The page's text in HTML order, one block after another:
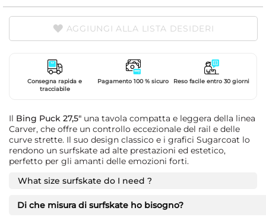
AGGIUNGI ALLA LISTA DESIDERI
Consegna rapida e
tracciabile
Pagamento 100 % sicuro Reso facile entro 30 giorni
Il Bing Puck 27,5" una tavola compatta e leggera della linea
Carver, che offre un controllo eccezionale del rail e delle
curve strette. Il suo design classico e i grafici Sugarcoat lo
rendono un surfskate ad alte prestazioni ed estetico,
perfetto per gli amanti delle emozioni forti.
What size surfskate do I need ?
Di che misura di surfskate ho bisogno?